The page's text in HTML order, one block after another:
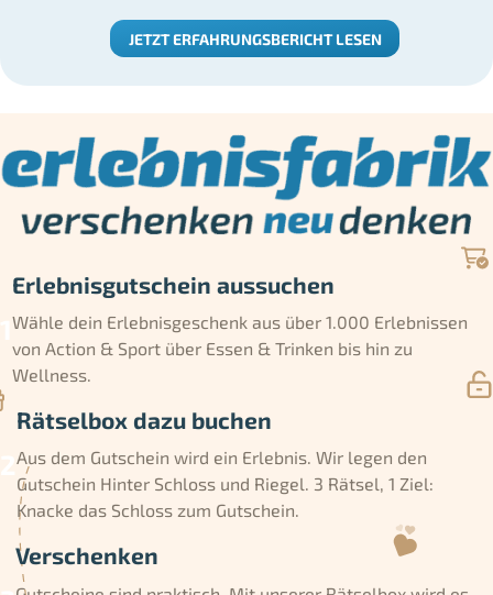
JETZT ERFAHRUNGSBERICHT LESEN
Erlebnisgutschein aussuchen
Wähle dein Erlebnisgeschenk aus über 1.000 Erlebnissen
von Action & Sport über Essen & Trinken bis hin zu
Wellness.
Rätselbox dazu buchen
Aus dem Gutschein wird ein Erlebnis. Wir legen den
Gutschein Hinter Schloss und Riegel. 3 Rätsel, 1 Ziel:
Knacke das Schloss zum Gutschein.
Verschenken